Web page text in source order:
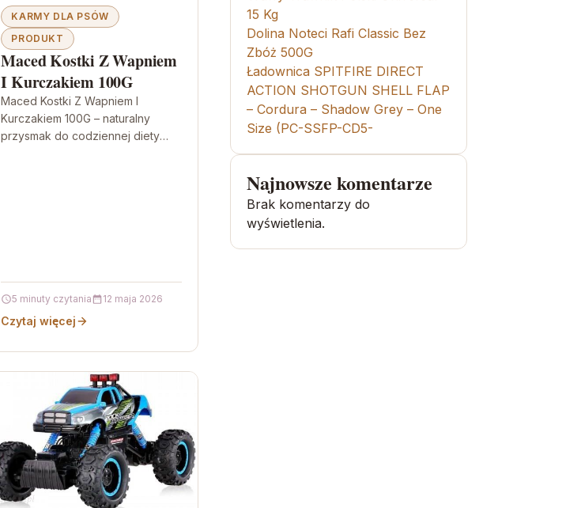
KARMY DLA PSÓW
PRODUKT
Maced Kostki Z Wapniem
I Kurczakiem 100G
Maced Kostki Z Wapniem I
Kurczakiem 100G – naturalny
przysmak do codziennej diety
5 minuty czytania 12 maja 2026
Czytaj więcej
15 Kg
Dolina Noteci Rafi Classic Bez
Zbóż 500G
Ładownica SPITFIRE DIRECT
ACTION SHOTGUN SHELL FLAP
– Cordura – Shadow Grey – One
Size (PC-SSFP-CD5-
Najnowsze komentarze
Brak komentarzy do
wyświetlenia.